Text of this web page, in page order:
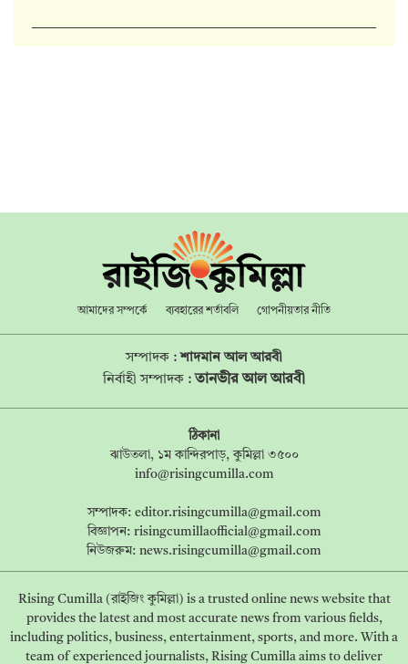
আমাদের সম্পর্কে ব্যবহারের শর্তাবলি গোপনীয়তার নীতি
সম্পাদক :শাদমান আল আরবী
নির্বাহী সম্পাদক : তানভীর আল আরবী
ঠিকানা
ঝাউতলা, ১ম কান্দিরপাড়, কুমিল্লা ৩৫০০
info@risingcumilla.com
সম্পাদক: editor.risingcumilla@gmail.com
বিজ্ঞাপন: risingcumillaofficial@gmail.com
নিউজরুম: news.risingcumilla@gmail.com
Rising Cumilla (রাইজিং কুমিল্লা) is a trusted online news website that
provides the latest and most accurate news from various fields,
including politics, business, entertainment, sports, and more. With a
team of experienced journalists, Rising Cumilla aims to deliver